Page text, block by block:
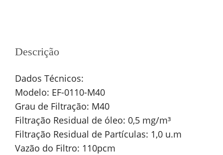
Descrição
Dados Técnicos:
Modelo: EF-0110-M40
Grau de Filtração: M40
Filtração Residual de óleo: 0,5 mg/m³
Filtração Residual de Partículas: 1,0 u.m
Vazão do Filtro: 110pcm